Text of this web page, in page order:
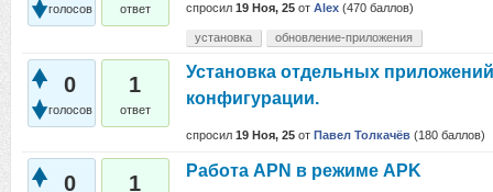
голосов ответ спросил 19 Ноя, 25 от Alex (470 баллов)
установка обновление-приложения
0
голосов
1
ответ
Установка отдельных
конфигурации.
спросил 19 Ноя, 25 от Павел Толкачёв (180 баллов)
0 1
Работа APN в режиме APK